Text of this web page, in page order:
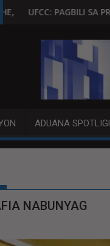
PRIMEWATER, DAPAT
ADUANA
NABUNYAG